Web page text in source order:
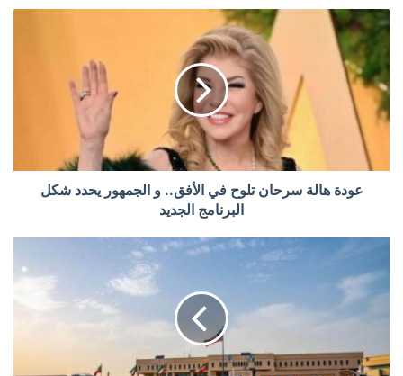
عودة هالة سرحان تلوح في الأفق.. و الجمهور يحدد شكل
البرنامج الجديد